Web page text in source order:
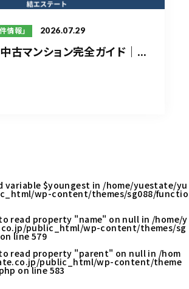
情報」 2026.07.29
古マンション完全ガイド｜...
variable $youngest in /home/yuestate/yu
wp-content/themes/sg088/functio
read property "name" on null in /home/y
public_html/wp-content/themes/sg
on line 579
read property "parent" on null in /hom
public_html/wp-content/theme
on line 583